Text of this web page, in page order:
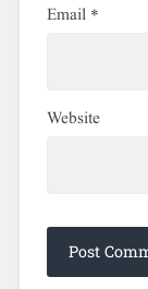
Email*
Website